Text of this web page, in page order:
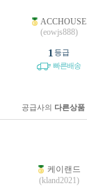
ACCHOUSE
(eowjs888)
1 등급
빠른배송
공급사의 다른상품
케이랜드
(kland2021)